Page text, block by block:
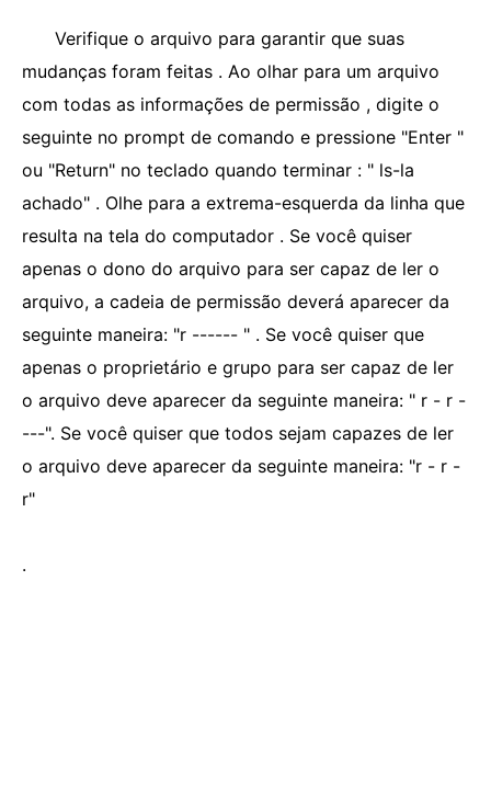
Verifique o arquivo para garantir que suas
mudanças foram feitas . Ao olhar para um arquivo
com todas as informações de permissão , digite o
seguinte no prompt de comando e pressione "Enter "
ou "Return" no teclado quando terminar : " ls-la
achado" . Olhe para a extrema-esquerda da linha que
resulta na tela do computador . Se você quiser
apenas o dono do arquivo para ser capaz de ler o
arquivo, a cadeia de permissão deverá aparecer da
seguinte maneira: "r ------ " . Se você quiser que
apenas o proprietário e grupo para ser capaz de ler
o arquivo deve aparecer da seguinte maneira: " r - r -
---". Se você quiser que todos sejam capazes de ler
o arquivo deve aparecer da seguinte maneira: "r - r -
r"
.